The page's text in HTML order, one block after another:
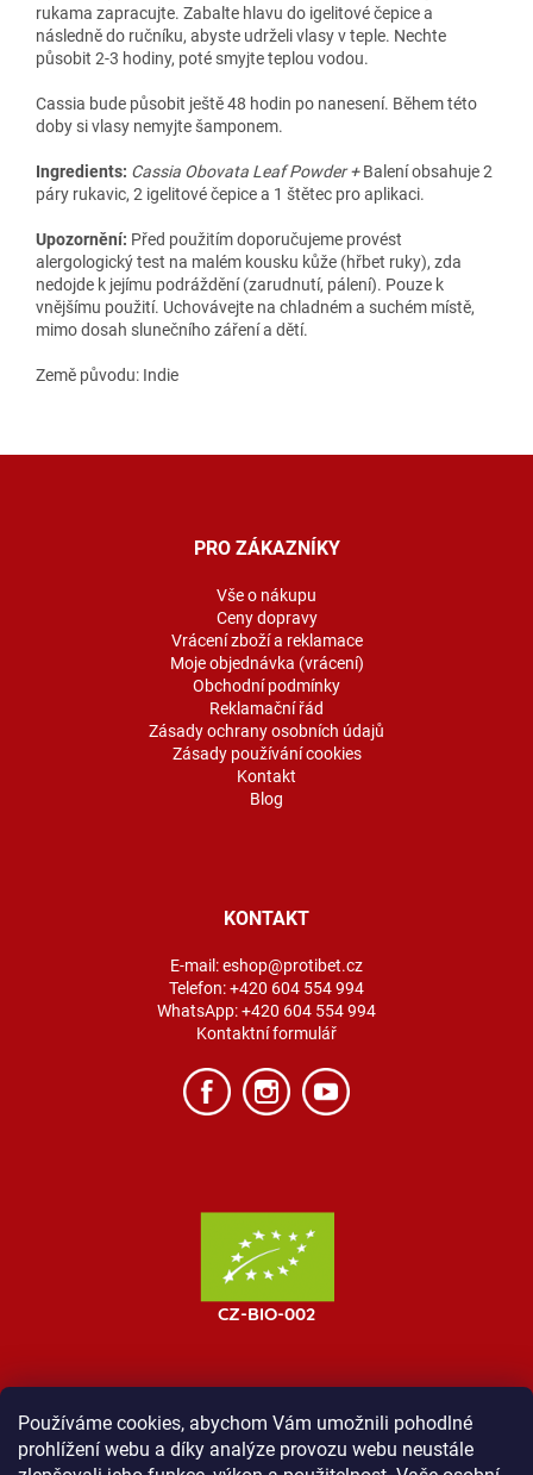
Používáme cookies, abychom Vám umožnili pohodlné
prohlížení webu a díky analýze provozu webu neustále
rukama zapracujte. Zabalte hlavu do igelitové čepice a
následně do ručníku, abyste udrželi vlasy v teple. Nechte
působit 2-3 hodiny, poté smyjte teplou vodou.
Cassia bude působit ještě 48 hodin po nanesení. Během této
doby si vlasy nemyjte šamponem.
Ingredients: Cassia Obovata Leaf Powder +Balení obsahuje 2
páry rukavic, 2 igelitové čepice a 1 štětec pro aplikaci.
Upozornění: Před použitím doporučujeme provést
alergologický test na malém kousku kůže (hřbet ruky), zda
nedojde k jejímu podráždění (zarudnutí, pálení). Pouze k
vnějšímu použití. Uchovávejte na chladném a suchém místě,
mimo dosah slunečního záření a dětí.
Země původu: Indie
PRO ZÁKAZNÍKY
Vše o nákupu
Ceny dopravy
Vrácení zboží a reklamace
Moje objednávka (vrácení)
Obchodní podmínky
Reklamační řád
Zásady ochrany osobních údajů
Zásady používání cookies
Kontakt
Blog
KONTAKT
E-mail:eshop@protibet.cz
Telefon:+420 604 554 994
WhatsApp:+420 604 554 994
Kontaktní formulář
MOST ProTibet Vše o nákupu
Obchodní podmínky